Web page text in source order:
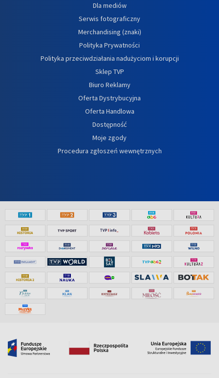
Dla mediów
Serwis fotograficzny
Merchandising (znaki)
Polityka Prywatności
Polityka przeciwdziałania nadużyciom i korupcji
Sklep TVP
Biuro Reklamy
Oferta Dystrybucyjna
Oferta Handlowa
Dostępność
Moje zgody
Procedura zgłoszeń wewnętrznych